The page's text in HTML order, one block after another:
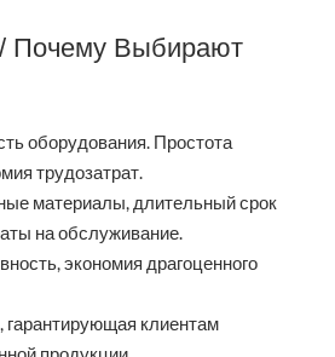
Почему Выбирают
оборудования. Простота
трудозатрат.
материалы, длительный срок
на обслуживание.
экономия драгоценного
гарантирующая клиентам